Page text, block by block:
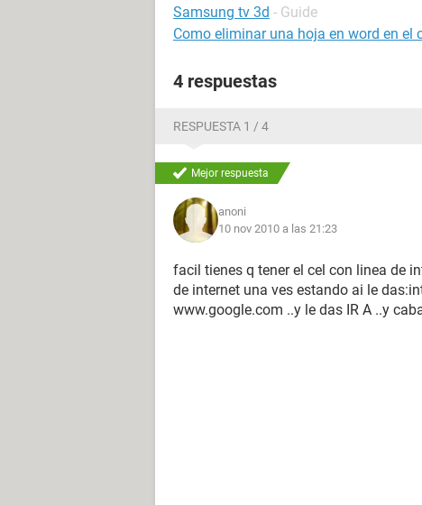
Samsung tv 3d - Guide
Como eliminar una hoja en word en el
4 respuestas
RESPUESTA 1 / 4
Mejor respuesta
anoni
10 nov 2010 a las 21:23
facil tienes q tener el cel con linea de
de internet una ves estando ai le
www.google.com ..y le das IR A ..y